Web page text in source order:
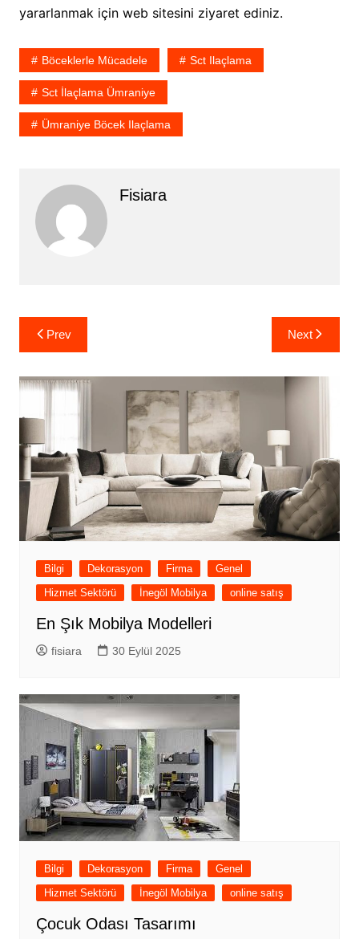
yararlanmak için web sitesini ziyaret ediniz.
Böceklerle Mücadele Sct Ilaçlama
Sct İlaçlama Ümraniye
Ümraniye Böcek Ilaçlama
Fisiara
Yazı
gezinmesi
Prev Next
Bilgi Dekorasyon Firma
Genel
Hizmet Sektörü
İnegöl Mobilya online satış
En Şık Mobilya Modelleri
fisiara 30 Eylül 2025
Bilgi Dekorasyon Firma
Genel
Hizmet Sektörü
İnegöl Mobilya online satış
Çocuk Odası Tasarımı